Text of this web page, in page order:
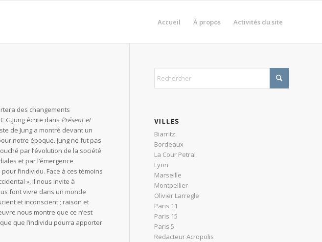
Accueil À propos Activités du site
des changements
écrite dans Présent et
de Jung a montré devant un
notre époque. Jung ne fut pas
par l’évolution de la société
et par l’émergence
l’individu. Face à ces témoins
», il nous invite à
font vivre dans un monde
et inconscient ; raison et
nous montre que ce n’est
que l’individu pourra apporter
VILLES
Biarritz
Bordeaux
La Cour Petral
Lyon
Marseille
Montpellier
Olivier Larregle
Paris 11
Paris 15
Paris 5
Redacteur Acropolis